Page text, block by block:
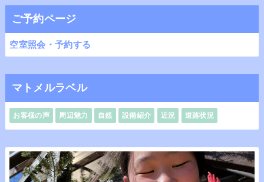
ご予約ページ
空室照会・予約する
マトメルラベル
お客様の声 周辺魅力 自然 設備紹介 近況 道路状況